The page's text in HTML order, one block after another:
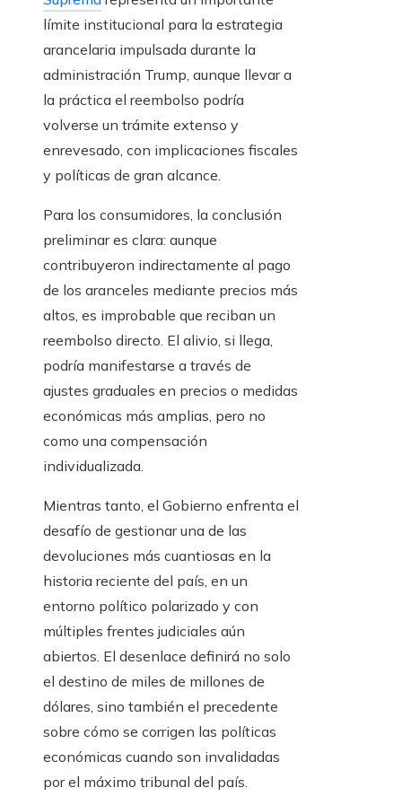
límite institucional para la estrategia
arancelaria impulsada durante la
administración Trump, aunque llevar a
la práctica el reembolso podría
volverse un trámite extenso y
enrevesado, con implicaciones fiscales
y políticas de gran alcance.
Para los consumidores, la conclusión
preliminar es clara: aunque
contribuyeron indirectamente al pago
de los aranceles mediante precios más
altos, es improbable que reciban un
reembolso directo. El alivio, si llega,
podría manifestarse a través de
ajustes graduales en precios o medidas
económicas más amplias, pero no
como una compensación
individualizada.
Mientras tanto, el Gobierno enfrenta el
desafío de gestionar una de las
devoluciones más cuantiosas en la
historia reciente del país, en un
entorno político polarizado y con
múltiples frentes judiciales aún
abiertos. El desenlace definirá no solo
el destino de miles de millones de
dólares, sino también el precedente
sobre cómo se corrigen las políticas
económicas cuando son invalidadas
por el máximo tribunal del país.